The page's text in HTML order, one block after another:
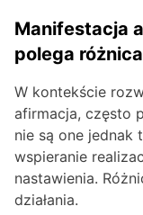
Manifestacja
polega
W kontekście
afirmacja, często
nie są one jednak
wspieranie
nastawienia.
działania.